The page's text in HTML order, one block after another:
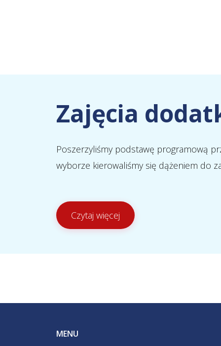
Zajęcia
Poszerzyliśmy podstawę programową
wyborze kierowaliśmy się dążeniem do
Czytaj więcej
MENU